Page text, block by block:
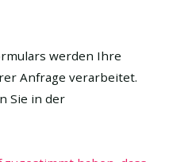
werden Ihre
Anfrage verarbeitet.
Sie in der